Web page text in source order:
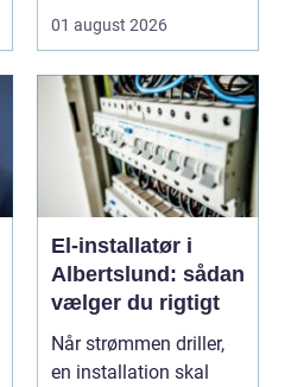
om pris. Sikkerhed, ...
01 august 2026
El-installatør i
Albertslund: sådan
vælger du rigtigt
Når strømmen driller,
en installation skal